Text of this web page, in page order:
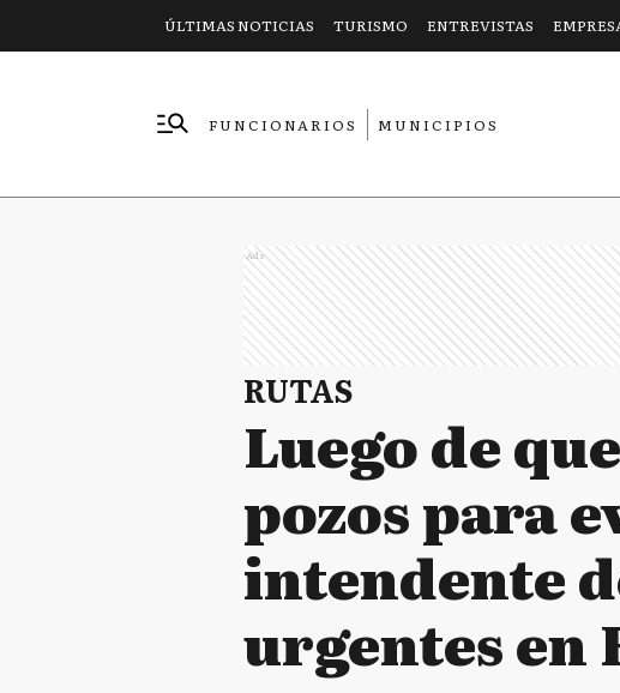
ÚLTIMAS NOTICIAS TURISMO ENTREVISTAS
FUNCIONARIOS
MUNICIPIOS
Ads
RUTAS
Luego de
pozos para
intendente
urgentes en